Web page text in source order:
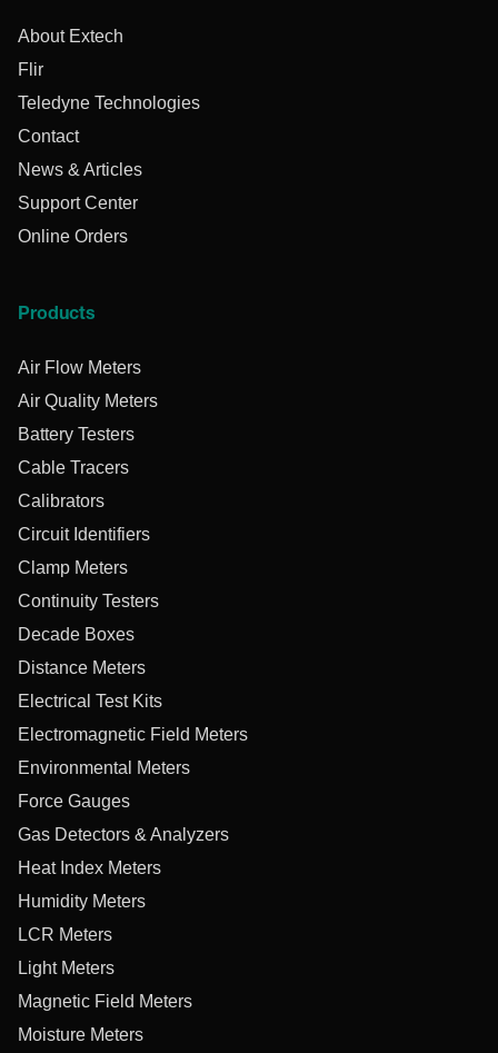
About Extech
Flir
Teledyne Technologies
Contact
News & Articles
Support Center
Online Orders
Products
Air Flow Meters
Air Quality Meters
Battery Testers
Cable Tracers
Calibrators
Circuit Identifiers
Clamp Meters
Continuity Testers
Decade Boxes
Distance Meters
Electrical Test Kits
Electromagnetic Field Meters
Environmental Meters
Force Gauges
Gas Detectors & Analyzers
Heat Index Meters
Humidity Meters
LCR Meters
Light Meters
Magnetic Field Meters
Moisture Meters